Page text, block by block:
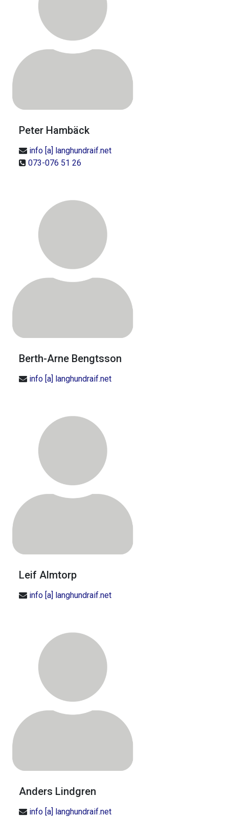
Peter Hambäck
info [a] langhundraif.net
073-076 51 26
Berth-Arne Bengtsson
info [a] langhundraif.net
Leif Almtorp
info [a] langhundraif.net
Anders Lindgren
info [a] langhundraif.net